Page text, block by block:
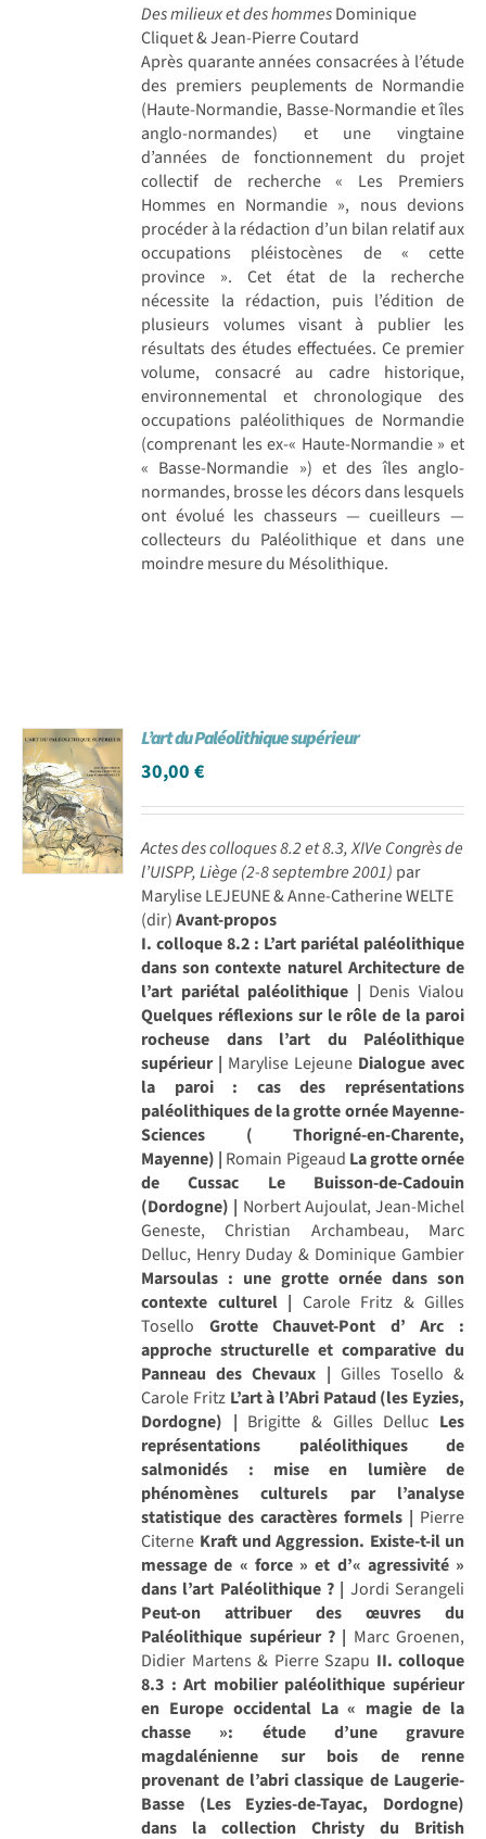
Des milieux et des hommesDominique
Cliquet & Jean-Pierre Coutard
Après quarante années consacrées à l’étude
des premiers peuplements de Normandie
(Haute-Normandie, Basse-Normandie et îles
anglo-normandes) et une vingtaine
d’années de fonctionnement du projet
collectif de recherche « Les Premiers
Hommes en Normandie », nous devions
procéder à la rédaction d’un bilan relatif aux
occupations pléistocènes de « cette
province ». Cet état de la recherche
nécessite la rédaction, puis l’édition de
plusieurs volumes visant à publier les
résultats des études effectuées. Ce premier
volume, consacré au cadre historique,
environnemental et chronologique des
occupations paléolithiques de Normandie
(comprenant les ex-« Haute-Normandie » et
« Basse-Normandie ») et des îles anglo-
normandes, brosse les décors dans lesquels
ont évolué les chasseurs — cueilleurs —
collecteurs du Paléolithique et dans une
moindre mesure du Mésolithique.
L’art du Paléolithique supérieur
30,00€
Actes des colloques 8.2 et 8.3, XIVe Congrès de
l’UISPP, Liège (2-8 septembre 2001) par
Marylise LEJEUNE & Anne-Catherine WELTE
(dir)Avant-propos
I. colloque 8.2 : L’art pariétal paléolithique
dans son contexte naturel Architecture de
l’art pariétal paléolithique | Denis Vialou
Quelques réflexions sur le rôle de la paroi
rocheuse dans l’art du Paléolithique
supérieur | Marylise Lejeune Dialogue avec
la paroi : cas des représentations
paléolithiques de la grotte ornée Mayenne-
Sciences ( Thorigné-en-Charente,
Mayenne) | Romain Pigeaud La grotte ornée
de Cussac Le Buisson-de-Cadouin
(Dordogne) | Norbert Aujoulat, Jean-Michel
Geneste, Christian Archambeau, Marc
Delluc, Henry Duday & Dominique Gambier
Marsoulas : une grotte ornée dans son
contexte culturel | Carole Fritz & Gilles
Tosello Grotte Chauvet-Pont d’ Arc :
approche structurelle et comparative du
Panneau des Chevaux | Gilles Tosello &
Carole Fritz L’art à l’Abri Pataud (les Eyzies,
Dordogne) | Brigitte & Gilles Delluc Les
représentations paléolithiques de
salmonidés : mise en lumière de
phénomènes culturels par l’analyse
statistique des caractères formels | Pierre
Citerne Kraft und Aggression. Existe-t-il un
message de « force » et d’« agressivité »
dans l’art Paléolithique ? | Jordi Serangeli
Peut-on attribuer des œuvres du
Paléolithique supérieur ? | Marc Groenen,
Didier Martens & Pierre Szapu II. colloque
8.3 : Art mobilier paléolithique supérieur
en Europe occidental La « magie de la
chasse »: étude d’une gravure
magdalénienne sur bois de renne
provenant de l’abri classique de Laugerie-
Basse (Les Eyzies-de-Tayac, Dordogne)
dans la collection Christy du British